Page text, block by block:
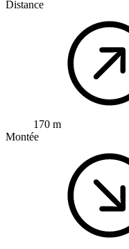
Distance
170 m
Montée